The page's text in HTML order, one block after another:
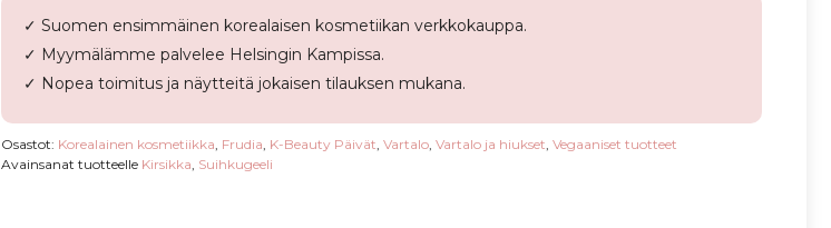
✓ Suomen ensimmäinen korealaisen kosmetiikan verkkokauppa.
✓ Myymälämme palvelee Helsingin Kampissa.
✓ Nopea toimitus ja näytteitä jokaisen tilauksen mukana.
Osastot: Korealainen kosmetiikka Frudia K-Beauty Päivät Vartalo, Vartalo ja hiukset Vegaaniset tuotteet
Avainsanat tuotteelle Kirsikka Suihkugeeli